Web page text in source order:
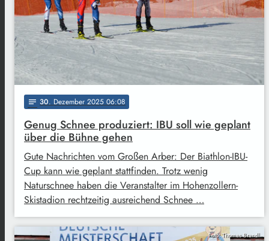
notes 30. Dezember 2025 06:08
Genug Schnee produziert: IBU soll wie geplant
über die Bühne gehen
Gute Nachrichten vom Großen Arber: Der Biathlon-IBU-
Cup kann wie geplant stattfinden. Trotz wenig
Naturschnee haben die Veranstalter im Hohenzollern-
Skistadion rechtzeitig ausreichend Schnee …
Foto: Thomas Brandl